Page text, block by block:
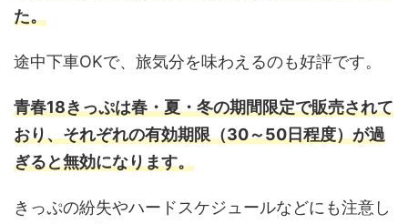
た。
途中下車OKで、旅気分を味わえるのも好評です。
青春18きっぷは春・夏・冬の期間限定で販売されて
おり、それぞれの有効期限（30～50日程度）が過
ぎると無効になります。
きっぷの紛失やハードスケジュールなどにも注意し